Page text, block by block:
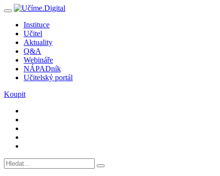
Instituce
Učitel
Aktuality
Q&A
Webináře
NÁPADník
Učitelský portál
Koupit